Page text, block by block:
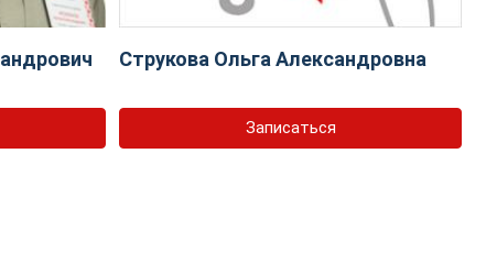
Струкова Ольга Александровна
Записаться